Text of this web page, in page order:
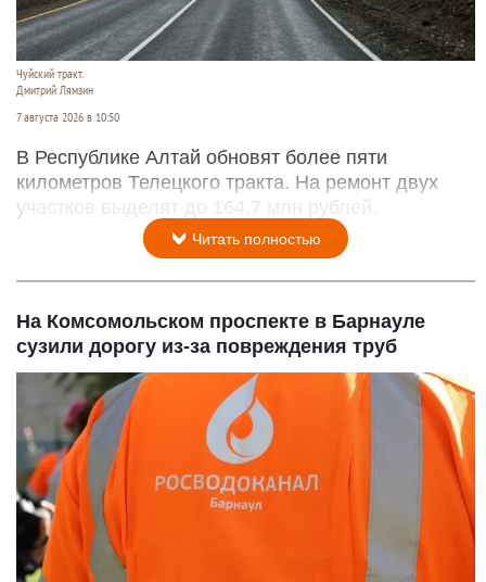
Чуйский тракт.
Дмитрий Лямзин
7 августа 2026 в 10:50
В Республике Алтай обновят более пяти
километров Телецкого тракта. На ремонт двух
участков выделят до 164,7 млн рублей.
Читать полностью
На Комсомольском проспекте в Барнауле
сузили дорогу из-за повреждения труб